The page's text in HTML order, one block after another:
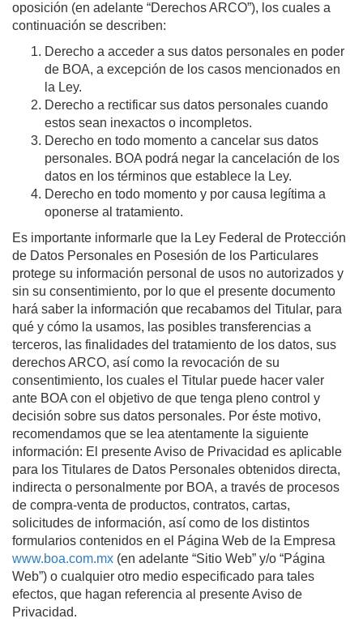
oposición (en adelante “Derechos ARCO”), los cuales a
continuación se describen:
Derecho a acceder a sus datos personales en poder
de BOA, a excepción de los casos mencionados en
la Ley.
Derecho a rectificar sus datos personales cuando
estos sean inexactos o incompletos.
Derecho en todo momento a cancelar sus datos
personales. BOA podrá negar la cancelación de los
datos en los términos que establece la Ley.
Derecho en todo momento y por causa legítima a
oponerse al tratamiento.
Es importante informarle que la Ley Federal de Protección
de Datos Personales en Posesión de los Particulares
protege su información personal de usos no autorizados y
sin su consentimiento, por lo que el presente documento
hará saber la información que recabamos del Titular, para
qué y cómo la usamos, las posibles transferencias a
terceros, las finalidades del tratamiento de los datos, sus
derechos ARCO, así como la revocación de su
consentimiento, los cuales el Titular puede hacer valer
ante BOA con el objetivo de que tenga pleno control y
decisión sobre sus datos personales. Por éste motivo,
recomendamos que se lea atentamente la siguiente
información: El presente Aviso de Privacidad es aplicable
para los Titulares de Datos Personales obtenidos directa,
indirecta o personalmente por BOA, a través de procesos
de compra-venta de productos, contratos, cartas,
solicitudes de información, así como de los distintos
formularios contenidos en el Página Web de la Empresa
www.boa.com.mx (en adelante “Sitio Web” y/o “Página
Web”) o cualquier otro medio especificado para tales
efectos, que hagan referencia al presente Aviso de
Privacidad.